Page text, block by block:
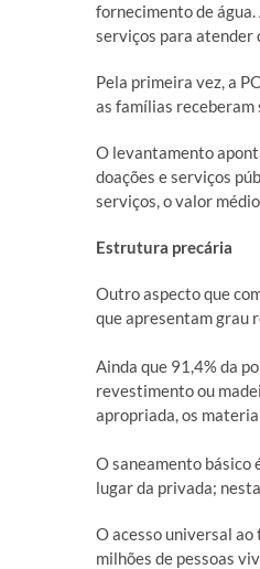
fornecimento de
serviços para atender
Pela primeira vez, a
as famílias receberam
O levantamento
doações e serviços
serviços, o valor
Estrutura precária
Outro aspecto que
que apresentam grau
Ainda que 91,4% da
revestimento ou
apropriada, os
O saneamento básico
lugar da privada;
O acesso universal
milhões de pessoas